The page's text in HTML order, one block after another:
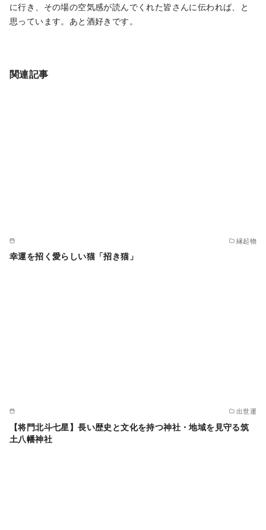
に行き、その場の空気感が読んでくれた皆さんに伝われば、と
思っています。あと酒好きです。
関連記事
縁起物
幸運を招く愛らしい猫「招き猫」
出世運
【将門北斗七星】長い歴史と文化を持つ神社・地域を見守る筑
土八幡神社